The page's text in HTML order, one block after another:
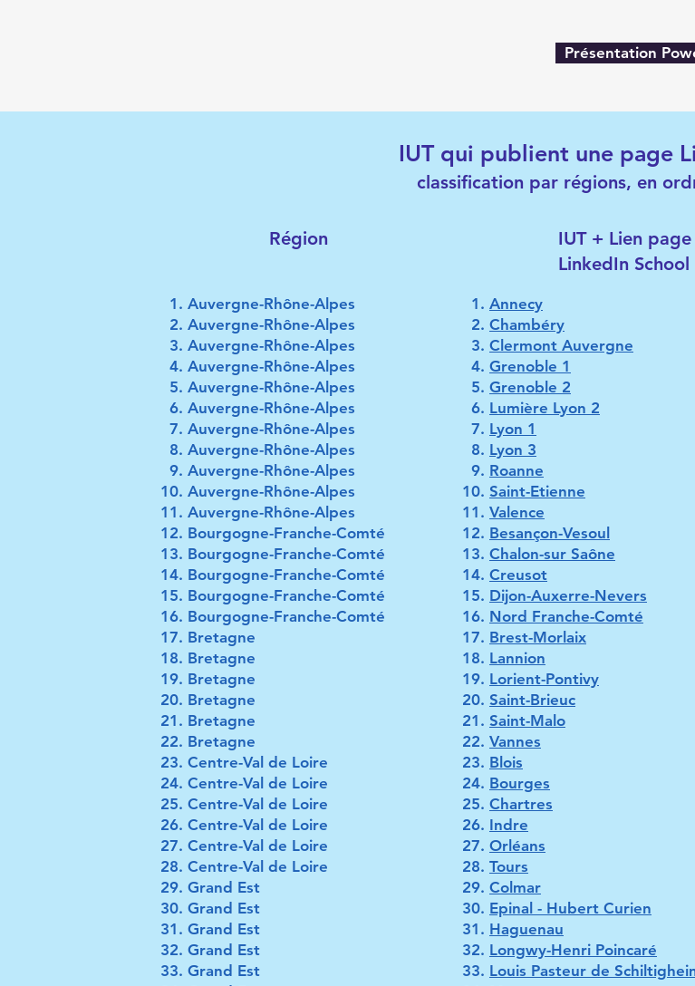
Présentation
IUT qui publient une page
classification par régions, en
Région
​Auvergne-Rhône-Alpes
Auvergne-Rhône-Alpes
Auvergne-Rhône-Alpes
Auvergne-Rhône-Alpes
Auvergne-Rhône-Alpes
Auvergne-Rhône-Alpes
Auvergne-Rhône-Alpes
Auvergne-Rhône-Alpes
Auvergne-Rhône-Alpes
Auvergne-Rhône-Alpes
Auvergne-Rhône-Alpes
Bourgogne-Franche-Comté
Bourgogne-Franche-Comté
Bourgogne-Franche-Comté
Bourgogne-Franche-Comté
Bourgogne-Franche-Comté
Bretagne
Bretagne
Bretagne
Bretagne
Bretagne
Bretagne
Centre-Val de Loire
Centre-Val de Loire
Centre-Val de Loire
Centre-Val de Loire
Centre-Val de Loire
Centre-Val de Loire
Grand Est
Grand Est
Grand Est
Grand Est
Grand Est
IUT + Lien page
LinkedIn School
Annecy
Chambéry
Clermont Auvergne
Grenoble 1
Grenoble 2
Lumière Lyon 2
Lyon 1
Lyon 3
Roanne
Saint-Etienne
Valence
Besançon-Vesoul
Chalon-sur Saône
Creusot
Dijon-Auxerre-Nevers
Nord Franche-Comté
Brest-Morlaix
Lannion
Lorient-Pontivy
Saint-Brieuc
Saint-Malo
Vannes
Blois
Bourges
Chartres
Indre
Orléans
Tours
Colmar
Epinal - Hubert Curien
Haguenau
Longwy-Henri Poincaré
Louis Pasteur de